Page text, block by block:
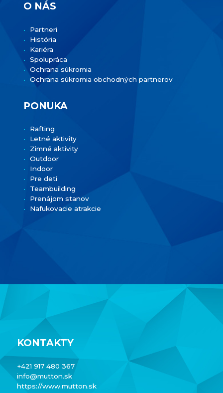
KONTAKTY
+421 917 480 367
info@mutton.sk
https://www.mutton.sk
O NÁS
Partneri
História
Kariéra
Spolupráca
Ochrana súkromia
Ochrana súkromia obchodných partnerov
PONUKA
Rafting
Letné aktivity
Zimné aktivity
Outdoor
Indoor
Pre deti
Teambuilding
Prenájom stanov
Nafukovacie atrakcie